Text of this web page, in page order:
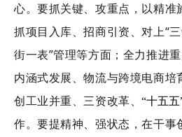
心。要抓关键、攻重点，以精准
抓项目入库、招商引资、对上“
街一表”管理等方面 ；全力推进
内涵式发展、物流与跨境电商培
创工业并重、三资改革、“十五
作。要提精神、强状态，在干事